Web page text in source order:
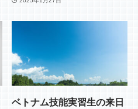
ベトナム技能実習生の来日